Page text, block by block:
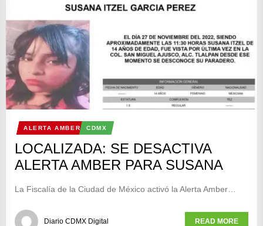
ALERTA AMBER CDMX
LOCALIZADA: SE DESACTIVA
ALERTA AMBER PARA SUSANA
La Fiscalía de la Ciudad de México activó la Alerta Amber…
Diario CDMX Digital READ MORE